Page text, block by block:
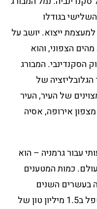
בגודלו
ייצוא. יושב על
הוא רחוק ב110 ק״מ מהים הצפוני, והוא
הסקנדינבי. המבורג
של
של העיר, העיר
אירופה, אסיה
עבור גרמניה – הוא
כמות המטענים
בעשרים השנים
האחרונות. נכון ל2015, והנמל מטפל ב1.5 מיליון טון של